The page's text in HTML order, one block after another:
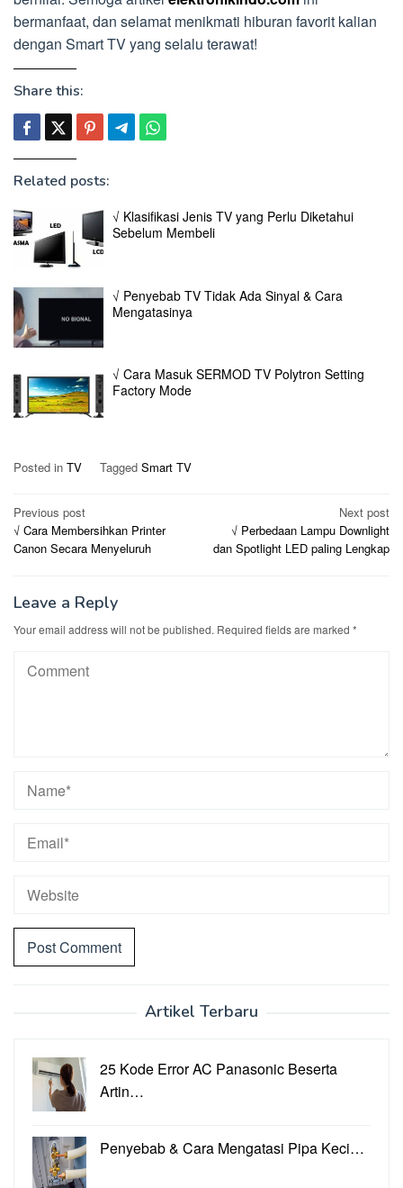
bermanfaat, dan selamat menikmati hiburan favorit kalian
dengan Smart TV yang selalu terawat!
Share this:
Related posts:
√ Klasifikasi Jenis TV yang Perlu Diketahui
Sebelum Membeli
√ Penyebab TV Tidak Ada Sinyal & Cara
Mengatasinya
√ Cara Masuk SERMOD TV Polytron Setting
Factory Mode
Posted in TV Tagged Smart TV
Post
navigation
Previous post
√ Cara Membersihkan Printer
Canon Secara Menyeluruh
Next post
√ Perbedaan Lampu Downlight
dan Spotlight LED paling Lengkap
Leave a Reply
Your email address will not be published. Required fields are marked *
Artikel Terbaru
25 Kode Error AC Panasonic Beserta
Artin…
Penyebab & Cara Mengatasi Pipa Keci…